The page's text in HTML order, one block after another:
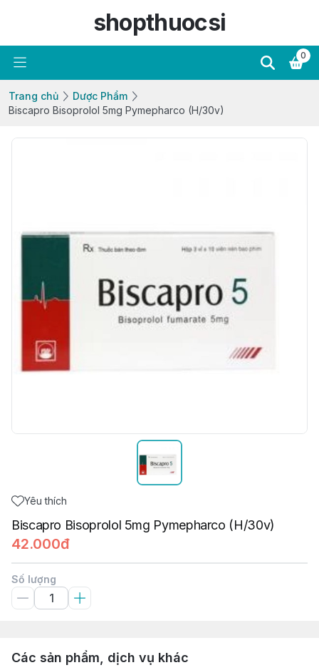
shopthuocsi
0
Trang chủ
Dược Phẩm
Biscapro Bisoprolol 5mg Pymepharco (H/30v)
Yêu thích
Biscapro Bisoprolol 5mg Pymepharco (H/30v)
42.000đ
Số lượng
Các sản phẩm, dịch vụ khác